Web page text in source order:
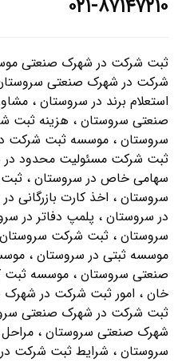
۰۲۱-۸۷۱۴۷۲۱۰
ثبت شرکت در شهرک صنعتی
شرکت در شهرک صنعتی
استعلام برند در سروستان ،
صنعتی سروستان ، هزینه ثبت
سروستان ، موسسه ثبت شرکت
ثبت شرکت مسئولیت محدود
سهامی خاص در سروستان ،
سروستان ، اخذ کارت بازرگانی
در سروستان ، پلمپ دفاتر در
سروستان ، ثبت شرکت سروستان
موسسه ثبتی در سروستان ،
صنعتی سروستان ، موسسه ثبت
ثبت شرکت در شهرک صنعتی
شهرک صنعتی سروستان ،
سروستان ، شرایط ثبت شرکت